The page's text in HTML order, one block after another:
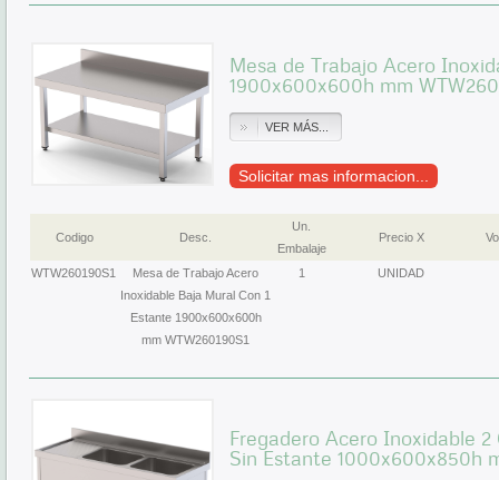
Mesa de Trabajo Acero
1900x600x600h mm
VER MÁS...
Solicitar mas informacion...
Codigo Desc.
Un.
Embalaje
Precio X
WTW260190S1
Mesa de Trabajo Acero
Inoxidable Baja Mural Con 1
Estante 1900x600x600h
mm WTW260190S1
1 UNIDAD
Fregadero Acero Inoxidable
Sin Estante 1000x600x850h